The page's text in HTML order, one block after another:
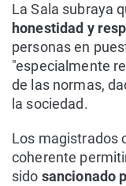
La Sala subraya
honestidad y
personas en
"especialmente
de las normas,
la sociedad.
Los magistrados
coherente
sido sancionado